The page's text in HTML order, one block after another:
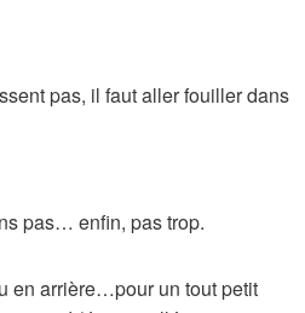
pas, il faut aller fouiller dans
pas… enfin, pas trop.
en arrière…pour un tout petit